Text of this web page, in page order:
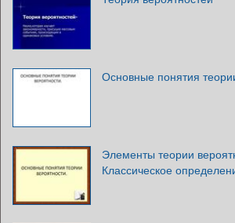
Основные понятия
Элементы теории
Классическое